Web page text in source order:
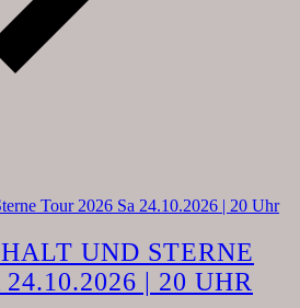
UND STERNE
| 20 UHR